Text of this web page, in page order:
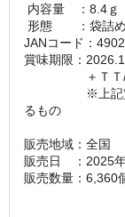
内容量　：8.4ｇ
形態　　：袋詰め
JANコード：
賞味期限：
＋ＴＴ/〇
※上記賞味期
るもの
販売地域：全国
販売日　：2025
販売数量：6,360